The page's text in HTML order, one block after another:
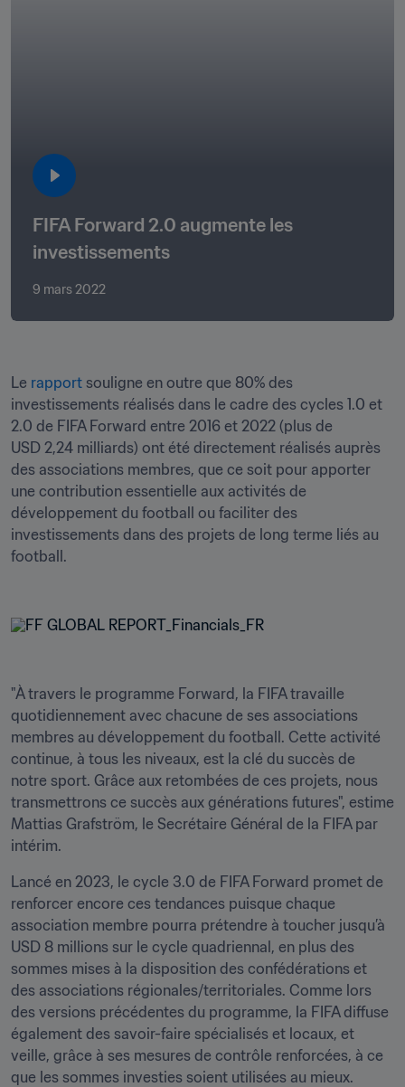
FIFA Forward 2.0 augmente les
investissements
9 mars 2022
Le rapport souligne en outre que 80% des
investissements réalisés dans le cadre des cycles 1.0 et
2.0 de FIFA Forward entre 2016 et 2022 (plus de
USD 2,24 milliards) ont été directement réalisés auprès
des associations membres, que ce soit pour apporter
une contribution essentielle aux activités de
développement du football ou faciliter des
investissements dans des projets de long terme liés au
football.
"À travers le programme Forward, la FIFA travaille
quotidiennement avec chacune de ses associations
membres au développement du football. Cette activité
continue, à tous les niveaux, est la clé du succès de
notre sport. Grâce aux retombées de ces projets, nous
transmettrons ce succès aux générations futures", estime
Mattias Grafström, le Secrétaire Général de la FIFA par
intérim.
Lancé en 2023, le cycle 3.0 de FIFA Forward promet de
renforcer encore ces tendances puisque chaque
association membre pourra prétendre à toucher jusqu’à
USD 8 millions sur le cycle quadriennal, en plus des
sommes mises à la disposition des confédérations et
des associations régionales/territoriales. Comme lors
des versions précédentes du programme, la FIFA diffuse
également des savoir-faire spécialisés et locaux, et
veille, grâce à ses mesures de contrôle renforcées, à ce
que les sommes investies soient utilisées au mieux.